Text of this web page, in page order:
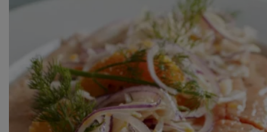
doorgaan’ dan ga je akkoord met het gebruik van alle
cookies zoals omschreven in onzeCookieverklaring